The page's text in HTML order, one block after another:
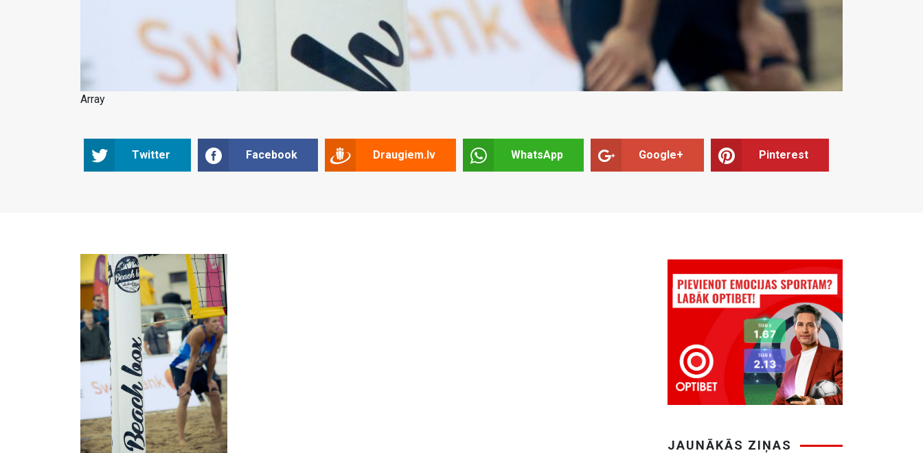
Array
Twitter Facebook Draugiem.lv WhatsApp Google+ Pinterest
JAUNĀKĀS ZIŅAS